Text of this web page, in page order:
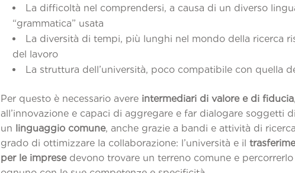
La difficoltà nel comprendersi, a causa di un diverso
“grammatica” usata
La diversità di tempi, più lunghi nel mondo della ricerca
del lavoro
La struttura dell’università, poco compatibile con quella
Per questo è necessario avere intermediari di valore e di fiducia
all’innovazione e capaci di aggregare e far dialogare soggetti
un linguaggio comune, anche grazie a bandi e attività di
grado di ottimizzare la collaborazione: l’università e il
per le imprese devono trovare un terreno comune e percorrerlo